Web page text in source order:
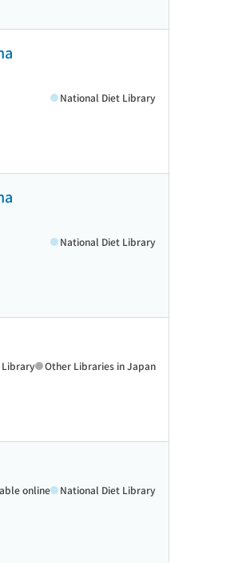
National Diet Library
National Diet Library
Library Other Libraries in Japan
online National Diet Library